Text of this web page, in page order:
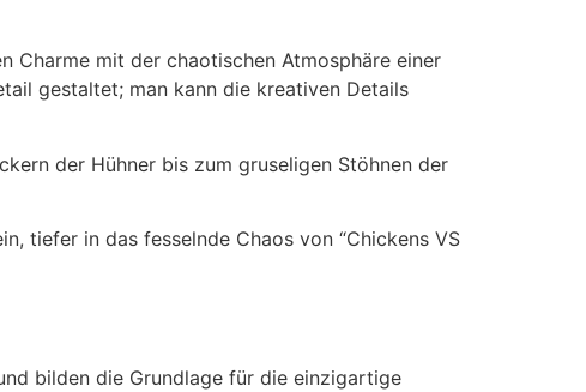
Charme mit der chaotischen Atmosphäre einer
gestaltet; man kann die kreativen Details
der Hühner bis zum gruseligen Stöhnen der
tiefer in das fesselnde Chaos von “Chickens VS
bilden die Grundlage für die einzigartige